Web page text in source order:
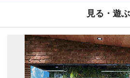
見る・遊ぶ